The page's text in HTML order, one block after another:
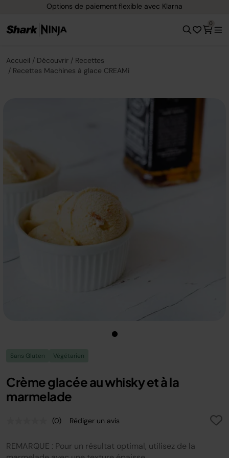
Options de paiement flexible avec Klarna
0
Accueil Découvrir
Recettes
Recettes Machines à glace CREAMi
Sans Gluten Végétarien
Crème glacée au whisky et à la
marmelade
Aucune
de
notation.
(0) Rédiger un avis
REMARQUE : Pour un résultat optimal, utilisez de la